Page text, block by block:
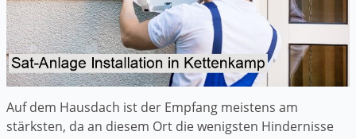
Auf dem Hausdach ist der Empfang meistens am
stärksten, da an diesem Ort die wenigsten Hindernisse